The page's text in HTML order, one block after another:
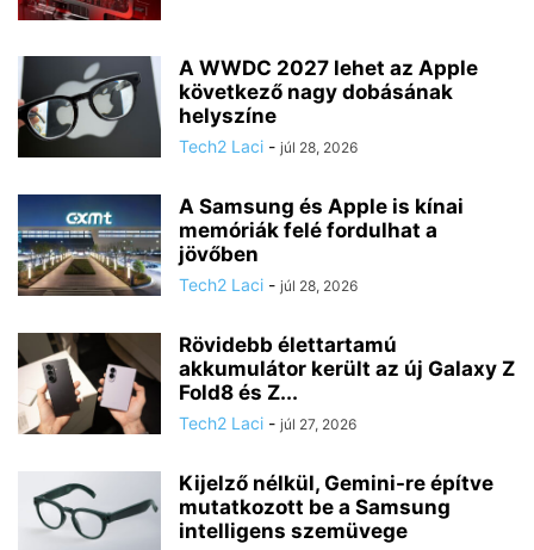
A WWDC 2027 lehet az Apple
következő nagy dobásának
helyszíne
Tech2 Laci - júl 28, 2026
A Samsung és Apple is kínai
memóriák felé fordulhat a
jövőben
Tech2 Laci - júl 28, 2026
Rövidebb élettartamú
akkumulátor került az új Galaxy Z
Fold8 és Z...
Tech2 Laci - júl 27, 2026
Kijelző nélkül, Gemini-re építve
mutatkozott be a Samsung
intelligens szemüvege